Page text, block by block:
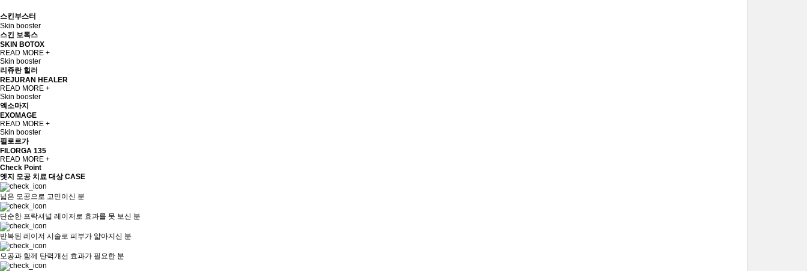
스킨부스터
Skin booster
스킨 보톡스
SKIN BOTOX
READ MORE +
Skin booster
리쥬란 힐러
REJURAN HEALER
READ MORE +
Skin booster
엑소마지
EXOMAGE
READ MORE +
Skin booster
필로르가
FILORGA 135
READ MORE +
Check Point
엣지 모공 치료 대상 CASE
넓은 모공으로 고민이신 분
단순한 프락셔널 레이저로 효과를 못 보신 분
반복된 레이저 시술로 피부가 얇아지신 분
모공과 함께 탄력개선 효과가 필요한 분